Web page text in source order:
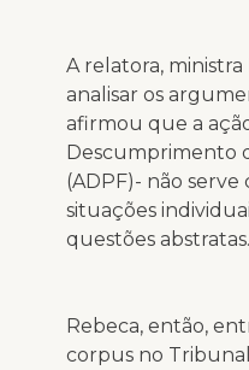
A relatora,
analisar os
afirmou que a
Descumprimento
(ADPF)- não
situações
questões abstratas.
Rebeca, então,
corpus no